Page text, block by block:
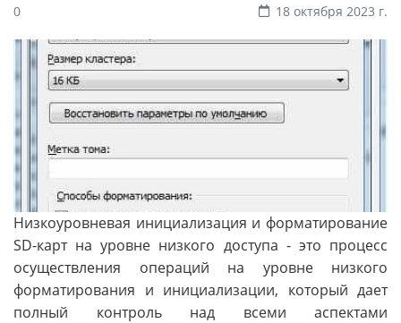
0
18 октября 2023 г.
Низкоуровневая инициализация и форматирование
SD-карт на уровне низкого доступа - это процесс
осуществления операций на уровне низкого
форматирования и инициализации, который дает
полный контроль над всеми аспектами